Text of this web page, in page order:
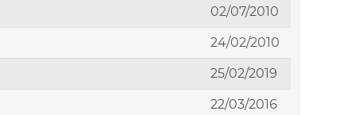
02/07/2010
24/02/2010
25/02/2019
22/03/2016